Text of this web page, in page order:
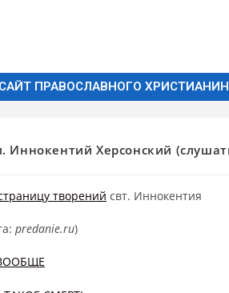
САЙТ ПРАВОСЛАВНОГО
Иннокентий Херсонский
творений свт. Иннокентия
predanie.ru)